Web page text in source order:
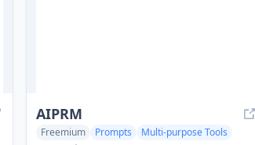
AIPRM
Freemium Prompts Multi-purpose Tools